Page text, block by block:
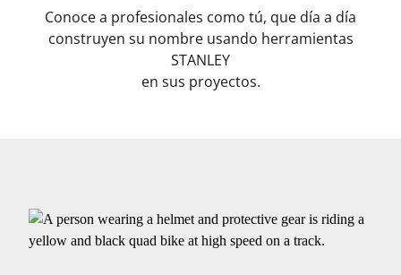
Conoce a profesionales como tú, que día a día
construyen su nombre usando herramientas
STANLEY
en sus proyectos.